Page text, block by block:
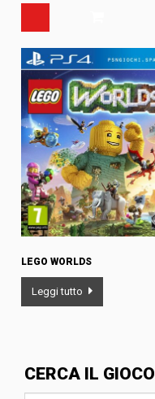
LEGO WORLDS
Leggi tutto
CERCA IL GIOCO